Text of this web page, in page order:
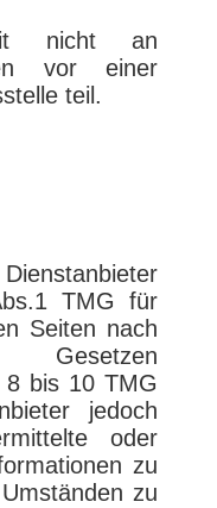
nicht an
vor einer
teil.
TMG für
Seiten nach
Gesetzen
8 bis 10 TMG
jedoch
oder
zu
zu